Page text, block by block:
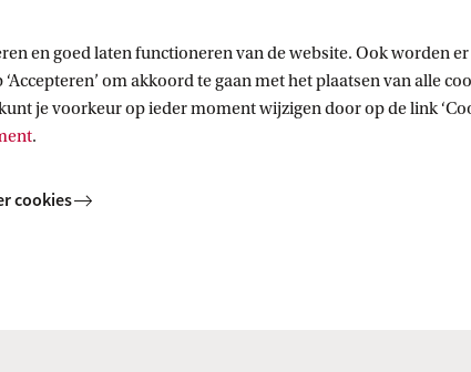
en goed laten functioneren van de website. Ook worden
om akkoord te gaan met het plaatsen van alle
je voorkeur op ieder moment wijzigen door op de link
.
cookies